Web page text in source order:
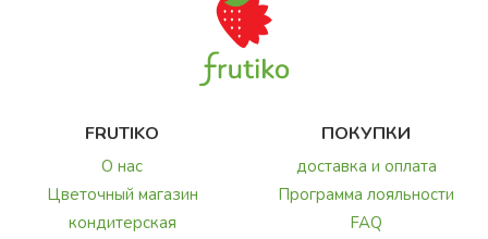
FRUTIKO
О нас
Цветочный магазин
кондитерская
ПОКУПКИ
доставка и оплата
Программа лояльности
FAQ